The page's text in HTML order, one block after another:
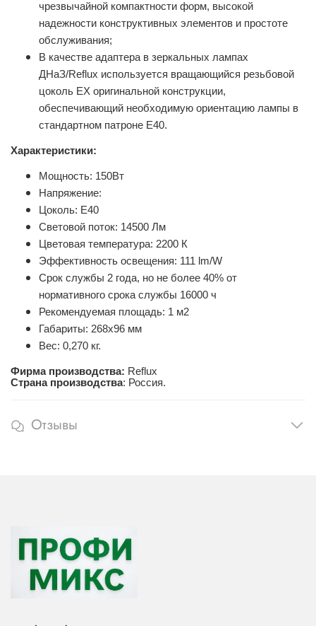
чрезвычайной компактности форм, высокой
надежности конструктивных элементов и простоте
обслуживания;
В качестве адаптера в зеркальных лампах
ДНаЗ/Reflux используется вращающийся резьбовой
цоколь ЕХ оригинальной конструкции,
обеспечивающий необходимую ориентацию лампы в
стандартном патроне Е40.
Характеристики:
Мощность: 150Вт
Напряжение:
Цоколь: E40
Световой поток: 14500 Лм
Цветовая температура: 2200 К
Эффективность освещения: 111 lm/W
Срок службы 2 года, но не более 40% от
нормативного срока службы 16000 ч
Рекомендуемая площадь: 1 м2
Габариты: 268х96 мм
Вес: 0,270 кг.
Фирма производства: Reflux
Страна производства: Россия.
Отзывы